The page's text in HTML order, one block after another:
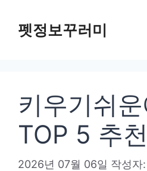
펫정보꾸러미
키우기쉬
TOP 5 추천
2026년 07월 06일 작성자: